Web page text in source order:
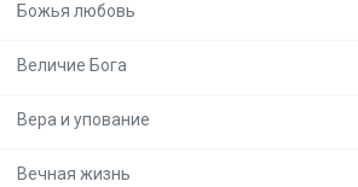
Божья любовь
Величие Бога
Вера и упование
Вечная жизнь